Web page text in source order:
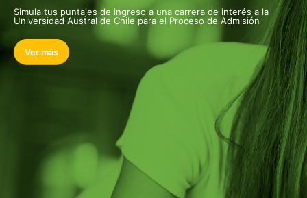
Simula tus puntajes de ingreso a una carrera de interés a la
Universidad Austral de Chile para el Proceso de Admisión
Ver más